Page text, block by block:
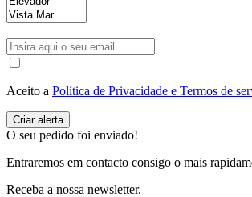
Aceito a Política de Privacidade e Termos de
O seu pedido foi enviado!
Entraremos em contacto consigo o mais
Receba a nossa newsletter.